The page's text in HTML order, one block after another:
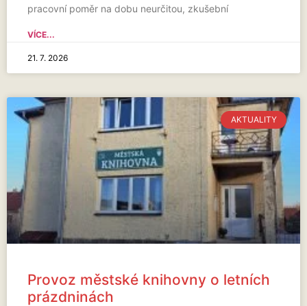
pracovní poměr na dobu neurčitou, zkušební
VÍCE...
21. 7. 2026
AKTUALITY
Provoz městské knihovny o letních
prázdninách